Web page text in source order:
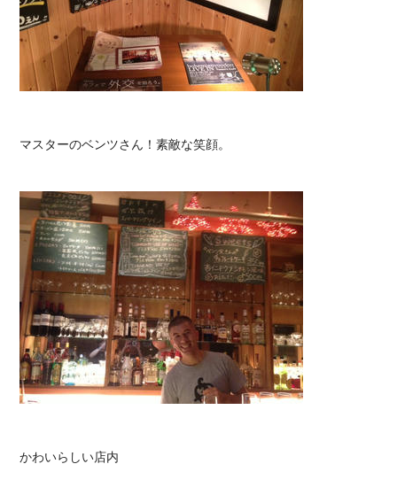
マスターのベンツさん！素敵な笑顔。
かわいらしい店内